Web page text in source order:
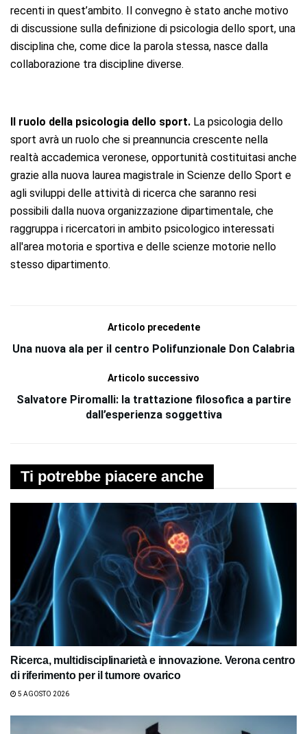
recenti in quest’ambito. Il convegno è stato anche motivo
di discussione sulla definizione di psicologia dello sport, una
disciplina che, come dice la parola stessa, nasce dalla
collaborazione tra discipline diverse.
Il ruolo della psicologia dello sport. La psicologia dello
sport avrà un ruolo che si preannuncia crescente nella
realtà accademica veronese, opportunità costituitasi anche
grazie alla nuova laurea magistrale in Scienze dello Sport e
agli sviluppi delle attività di ricerca che saranno resi
possibili dalla nuova organizzazione dipartimentale, che
raggruppa i ricercatori in ambito psicologico interessati
all'area motoria e sportiva e delle scienze motorie nello
stesso dipartimento.
Articolo precedente
Una nuova ala per il centro Polifunzionale Don Calabria
Articolo successivo
Salvatore Piromalli: la trattazione filosofica a partire
dall’esperienza soggettiva
Ti potrebbe piacere anche
Ricerca, multidisciplinarietà e innovazione. Verona centro
di riferimento per il tumore ovarico
5 AGOSTO 2026